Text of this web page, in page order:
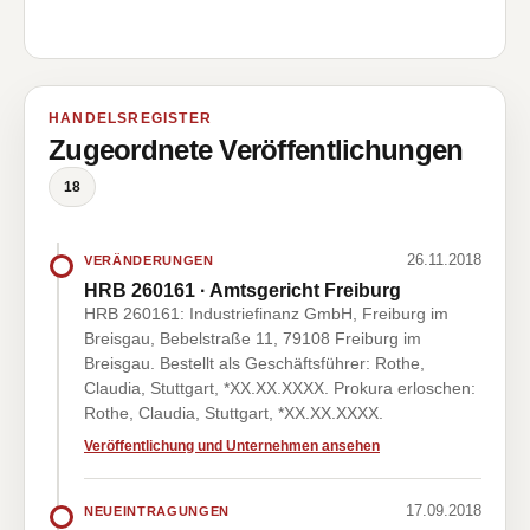
HANDELSREGISTER
Zugeordnete Veröffentlichungen
18
VERÄNDERUNGEN 26.11.2018
HRB 260161 · Amtsgericht Freiburg
HRB 260161: Industriefinanz GmbH, Freiburg im
Breisgau, Bebelstraße 11, 79108 Freiburg im
Breisgau. Bestellt als Geschäftsführer: Rothe,
Claudia, Stuttgart, *XX.XX.XXXX. Prokura erloschen:
Rothe, Claudia, Stuttgart, *XX.XX.XXXX.
Veröffentlichung und Unternehmen ansehen
NEUEINTRAGUNGEN 17.09.2018